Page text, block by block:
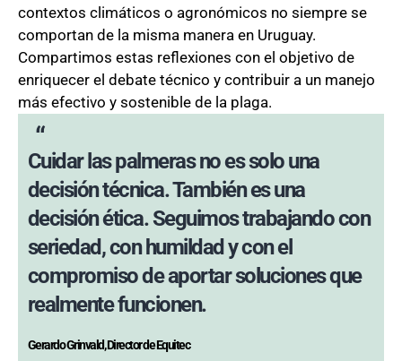
contextos climáticos o agronómicos no siempre se
comportan de la misma manera en Uruguay.
Compartimos estas reflexiones con el objetivo de
enriquecer el debate técnico y contribuir a un manejo
más efectivo y sostenible de la plaga.
Cuidar las palmeras no es solo una
decisión técnica. También es una
decisión ética. Seguimos trabajando con
seriedad, con humildad y con el
compromiso de aportar soluciones que
realmente funcionen.
Gerardo Grinvald, Director de Equitec